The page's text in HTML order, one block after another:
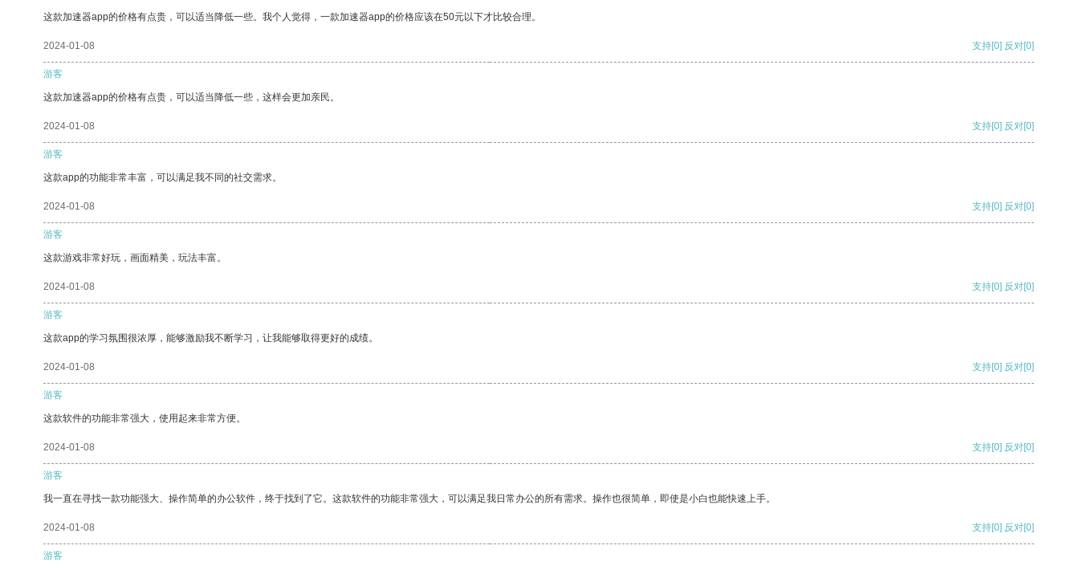
这款加速器app的价格有点贵，可以适当降低一些。我个人觉得，一款加速器app的价格应该在50元以下才比较合理。
2024-01-08 支持[0] 反对[0]
游客
这款加速器app的价格有点贵，可以适当降低一些，这样会更加亲民。
2024-01-08 支持[0] 反对[0]
游客
这款app的功能非常丰富，可以满足我不同的社交需求。
2024-01-08 支持[0] 反对[0]
游客
这款游戏非常好玩，画面精美，玩法丰富。
2024-01-08 支持[0] 反对[0]
游客
这款app的学习氛围很浓厚，能够激励我不断学习，让我能够取得更好的成绩。
2024-01-08 支持[0] 反对[0]
游客
这款软件的功能非常强大，使用起来非常方便。
2024-01-08 支持[0] 反对[0]
游客
我一直在寻找一款功能强大、操作简单的办公软件，终于找到了它。这款软件的功能非常强大，可以满足我日常办公的所有需求。操作也很简单，即使是小白也能快速上手。
2024-01-08 支持[0] 反对[0]
游客